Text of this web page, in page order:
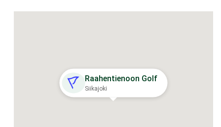
Raahentienoon Golf
Siikajoki